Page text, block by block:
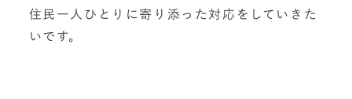
住民一人ひとりに寄り添った対応をしていきた
いです。